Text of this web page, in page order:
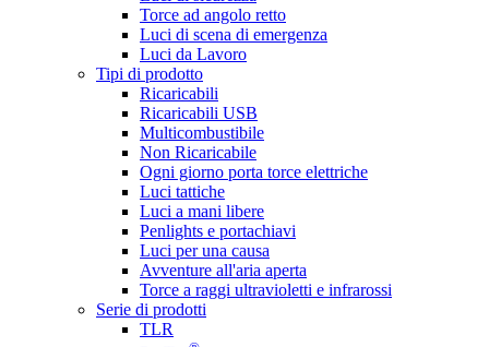
Torce ad angolo retto
Luci di scena di emergenza
Luci da Lavoro
Tipi di prodotto
Ricaricabili
Ricaricabili USB
Multicombustibile
Non Ricaricabile
Ogni giorno porta torce elettriche
Luci tattiche
Luci a mani libere
Penlights e portachiavi
Luci per una causa
Avventure all'aria aperta
Torce a raggi ultravioletti e infrarossi
Serie di prodotti
TLR